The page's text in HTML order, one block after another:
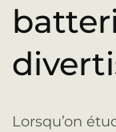
Lorsqu’on